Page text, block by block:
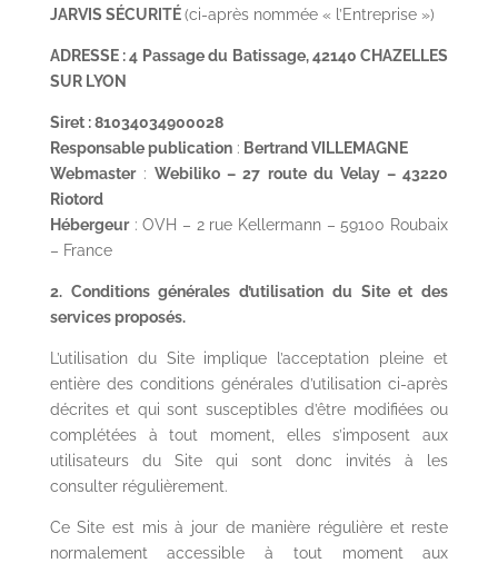
JARVIS SÉCURITÉ(ci-après nommée « l’Entreprise »)
ADRESSE : 4 Passage du Batissage, 42140 CHAZELLES
SUR LYON
Siret : 81034034900028
Responsable publication : Bertrand VILLEMAGNE
Webmaster : Webiliko – 27 route du Velay – 43220
Riotord
Hébergeur : OVH – 2 rue Kellermann – 59100 Roubaix
– France
2. Conditions générales d’utilisation du Site et des
services proposés.
L’utilisation du Site implique l’acceptation pleine et
entière des conditions générales d’utilisation ci-après
décrites et qui sont susceptibles d’être modifiées ou
complétées à tout moment, elles s’imposent aux
utilisateurs du Site qui sont donc invités à les
consulter régulièrement.
Ce Site est mis à jour de manière régulière et reste
normalement accessible à tout moment aux